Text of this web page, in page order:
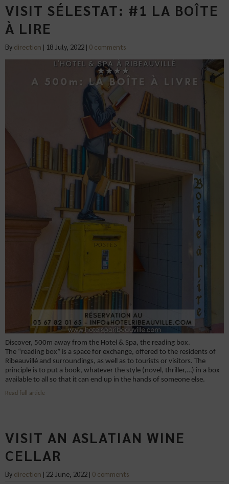
VISIT SÉLESTAT: #1 LA BOÎTE
À LIRE
By direction | 18 July, 2022 | 0 comments
Discover, 500m away from the Hotel & Spa, the reading box.
The “reading box” is a space for exchange, offered to the residents of
Ribeauvillé and surroundings, as well as to tourists or visitors. The
principle is to put a book, whatever the style (novel, thriller,…) in a box
available to all so that it can end up in the hands of someone else.
Read full article
VISIT AN ASLATIAN WINE
CELLAR
By direction | 22 June, 2022 | 0 comments